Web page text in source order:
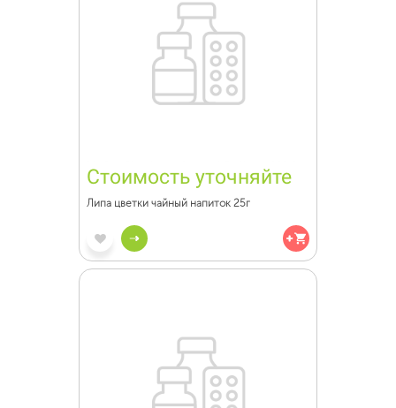
Стоимость уточняйте
Липа цветки чайный напиток 25г